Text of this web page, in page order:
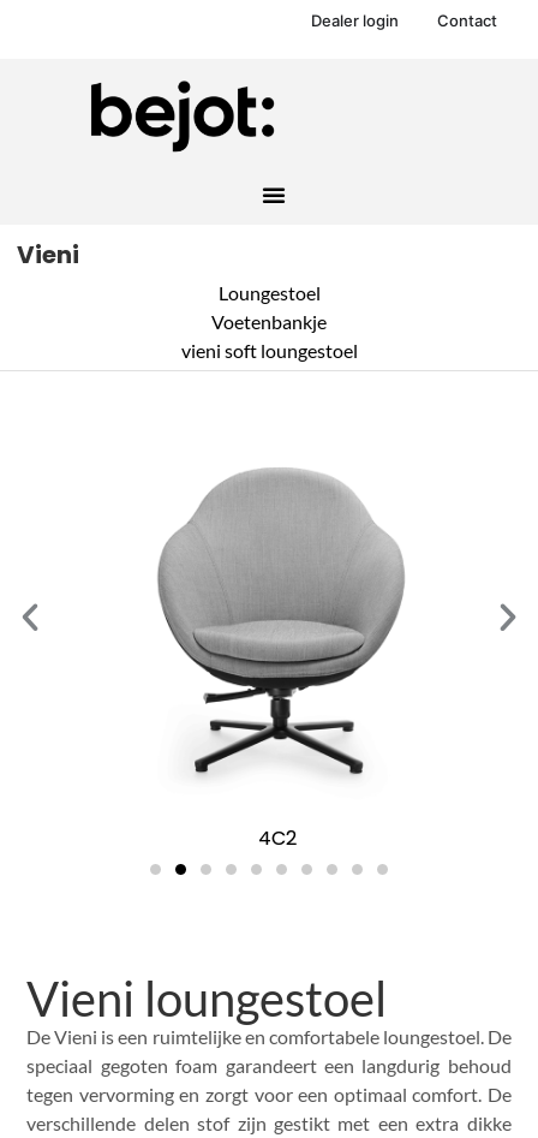
Dealer login Contact
Vieni
Loungestoel
Voetenbankje
vieni soft loungestoel
4C2
Vieni loungestoel
De Vieni is een ruimtelijke en comfortabele loungestoel. De
speciaal gegoten foam garandeert een langdurig behoud
tegen vervorming en zorgt voor een optimaal comfort. De
verschillende delen stof zijn gestikt met een extra dikke